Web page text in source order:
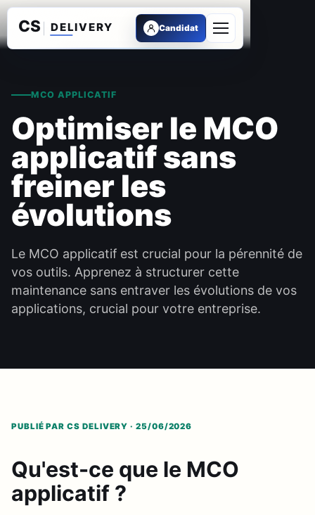
Candidat
Ouvrir le menu
MCO APPLICATIF
Optimiser le MCO
applicatif sans
freiner les
évolutions
Le MCO applicatif est crucial pour la pérennité de
vos outils. Apprenez à structurer cette
maintenance sans entraver les évolutions de vos
applications, crucial pour votre entreprise.
PUBLIÉ PAR CS DELIVERY · 25/06/2026
Qu'est-ce que le MCO
applicatif ?